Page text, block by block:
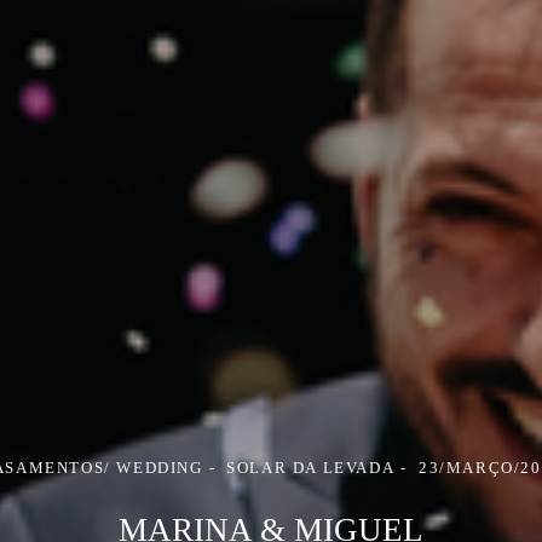
WEDDING SOLAR DA LEVADA 23/MARÇO/
MARINA & MIGUEL